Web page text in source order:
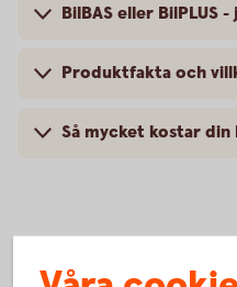
BilBAS eller BilPLUS
Produktfakta och
Så mycket kostar
Vanliga frågor